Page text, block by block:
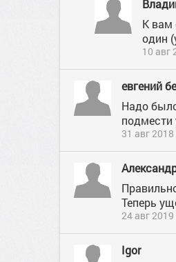
К вам
один
10 авг
евгений
Надо
31 авг
Теперь
24 авг
Igor